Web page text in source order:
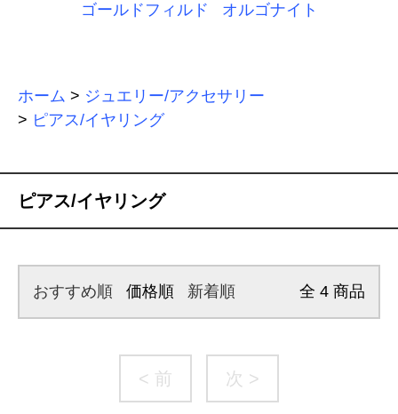
ゴールドフィルド
オルゴナイト
ホーム > ジュエリー/アクセサリー
> ピアス/イヤリング
ピアス/イヤリング
おすすめ順 価格順 新着順 全 4 商品
< 前 次 >